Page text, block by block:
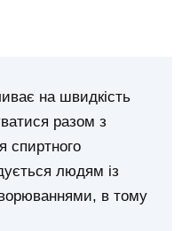
на швидкість
разом з
спиртного
людям із
в тому